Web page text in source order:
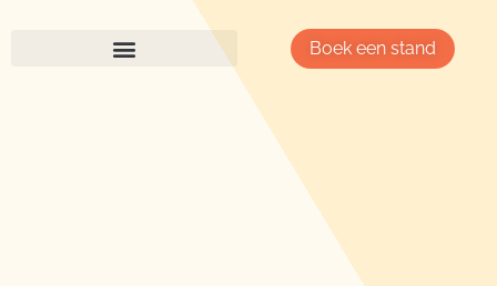
Boek een stand